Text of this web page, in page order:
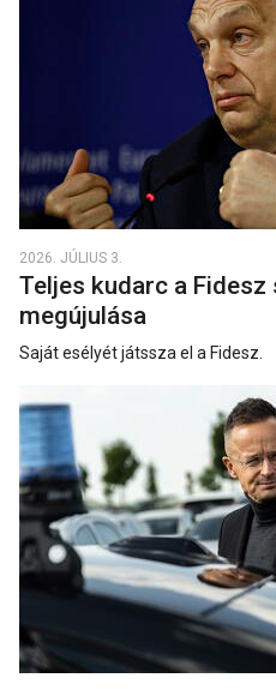
2026. JÚLIUS 3.
Teljes kudarc a
megújulása
Saját esélyét játssza el a Fidesz.